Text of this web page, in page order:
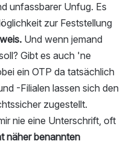
unfassbarer Unfug. Es
zur Feststellung
Und wenn jemand
Gibt es auch 'ne
ein OTP da tatsächlich
-Filialen lassen sich den
zugestellt.
nie eine Unterschrift, oft
näher benannten